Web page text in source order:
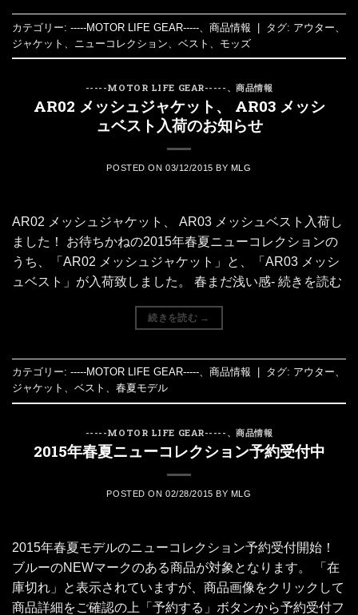
カテゴリー: -----MOTOR LIFE GEAR----- 商品情報 | タグ: アウター
ジャケット
ニューコレクション ベスト モッズ
-----MOTOR LIFE GEAR----- 、商品情報
AR02 メッシュジャケット、 AR03 メッシ
ュベスト入荷のお知らせ
POSTED ON03/12/2015 BY MLG
AR02 メッシュジャケット、 AR03 メッシュベスト入荷し
ました！ お待ちかねの2015年春夏ニューコレクションの
うち、「AR02 メッシュジャケット」と、「AR03 メッシ
ュベスト」が入荷致しました。 春まだ浅い感- 続きを読む
続きを読む →
カテゴリー: -----MOTOR LIFE GEAR-----、 商品情報 タグ: アウター、
ジャケット 、 ベスト 、 春夏モデル
-----MOTOR LIFE GEAR----- 、商品情報
2015年春夏ニューコレクション予約受付中
POSTED ON02/28/2015 BY MLG
2015年春夏モデルのニューコレクション予約受付開始！
ブルーのNEWマークのある商品が対象となります。 「在
庫切れ」と表示されていますが、商品画像をクリックして
商品詳細をご確認の上「予約する」ボタンから予約受付フ